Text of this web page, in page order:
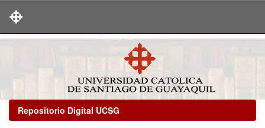
Repositorio Digital UCSG